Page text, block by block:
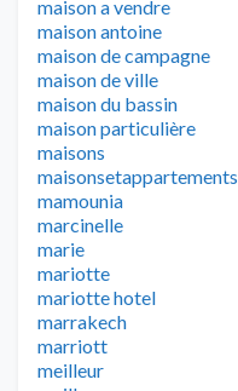
maison a vendre
maison antoine
maison de campagne
maison de ville
maison du bassin
maison particulière
maisons
maisonsetappartements
mamounia
marcinelle
marie
mariotte
mariotte hotel
marrakech
marriott
meilleur